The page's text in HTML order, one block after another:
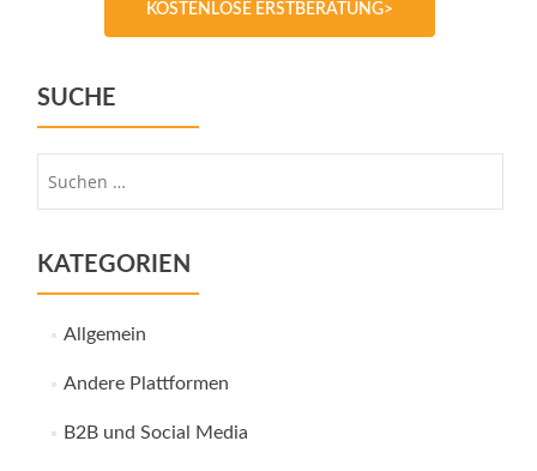
KOSTENLOSE ERSTBERATUNG>
SUCHE
KATEGORIEN
Allgemein
Andere Plattformen
B2B und Social Media